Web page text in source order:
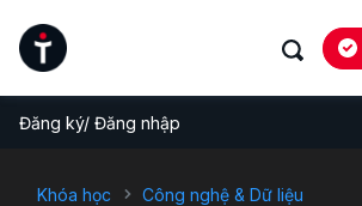
Đăng ký/ Đăng nhập
Khóa học
Công nghệ & Dữ liệu